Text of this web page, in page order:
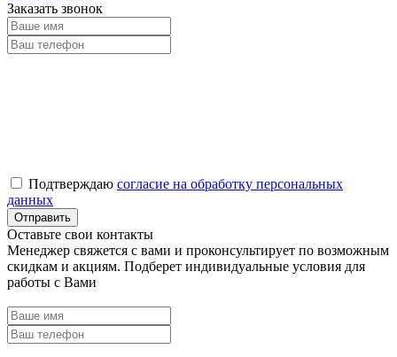
Заказать звонок
Подтверждаю согласие на обработку персональных
данных
Оставьте свои контакты
Менеджер свяжется с вами и проконсультирует по возможным
скидкам и акциям. Подберет индивидуальные условия для
работы с Вами